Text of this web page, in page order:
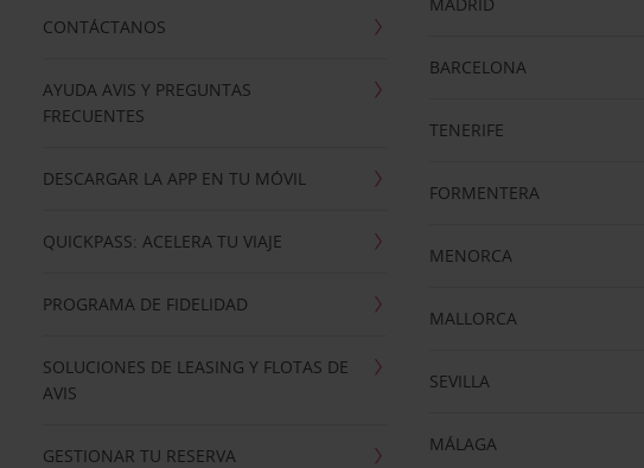
CONTÁCTANOS
AYUDA AVIS Y PREGUNTAS
FRECUENTES
DESCARGAR LA APP EN TU MÓVIL
QUICKPASS: ACELERA TU VIAJE
PROGRAMA DE FIDELIDAD
SOLUCIONES DE LEASING Y FLOTAS DE
AVIS
GESTIONAR TU RESERVA
BARCELONA
TENERIFE
FORMENTERA
MENORCA
MALLORCA
SEVILLA
MÁLAGA